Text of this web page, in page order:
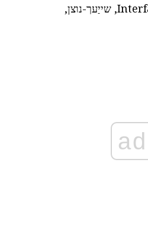
קאָמפּאָנענטיזע, אַפּי-Interfaces, שייַעך-נוצן,
ad